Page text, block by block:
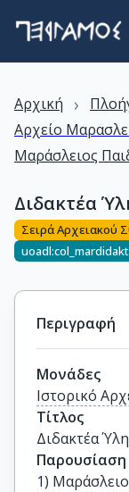
Αρχική ›
Αρχείο
Μαράσλειος
Διδακτέα
Σειρά Αρχειακού
Περιγραφή
Μονάδες
Ιστορικό
Τίτλος
Διδακτέα
Παρουσίαση
1)